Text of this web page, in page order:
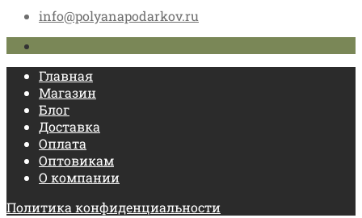
info@polyanapodarkov.ru
Главная
Магазин
Блог
Доставка
Оплата
Оптовикам
О компании
Политика конфиденциальности